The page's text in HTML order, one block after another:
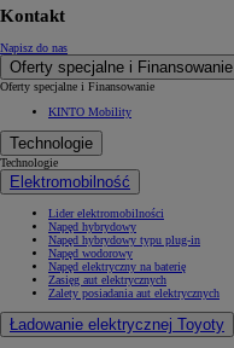
Kontakt
Napisz do nas
Oferty specjalne i Finansowanie
Oferty specjalne i Finansowanie
KINTO Mobility
Technologie
Technologie
Elektromobilność
Lider elektromobilności
Napęd hybrydowy
Napęd hybrydowy typu plug-in
Napęd wodorowy
Napęd elektryczny na baterię
Zasięg aut elektrycznych
Zalety posiadania aut elektrycznych
Ładowanie elektrycznej Toyoty